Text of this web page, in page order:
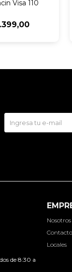
Visa 110
de 8:30 a
Nosotros
Contacto
Locales